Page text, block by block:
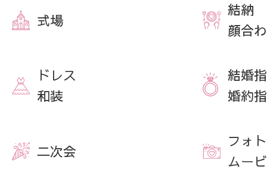
式場
結納
顔合
ドレス
和装
結婚
婚約
二次会
フォト
ムー